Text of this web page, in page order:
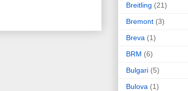
Breitling (21)
Bremont (3)
Breva (1)
BRM (6)
Bulgari (5)
Bulova (1)